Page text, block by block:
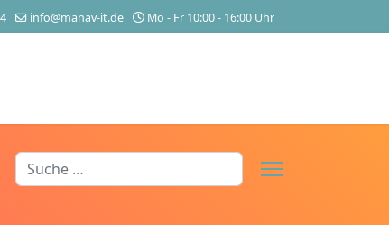
info@manav-it.de Mo - Fr 10:00 - 16:00 Uhr
Suchen